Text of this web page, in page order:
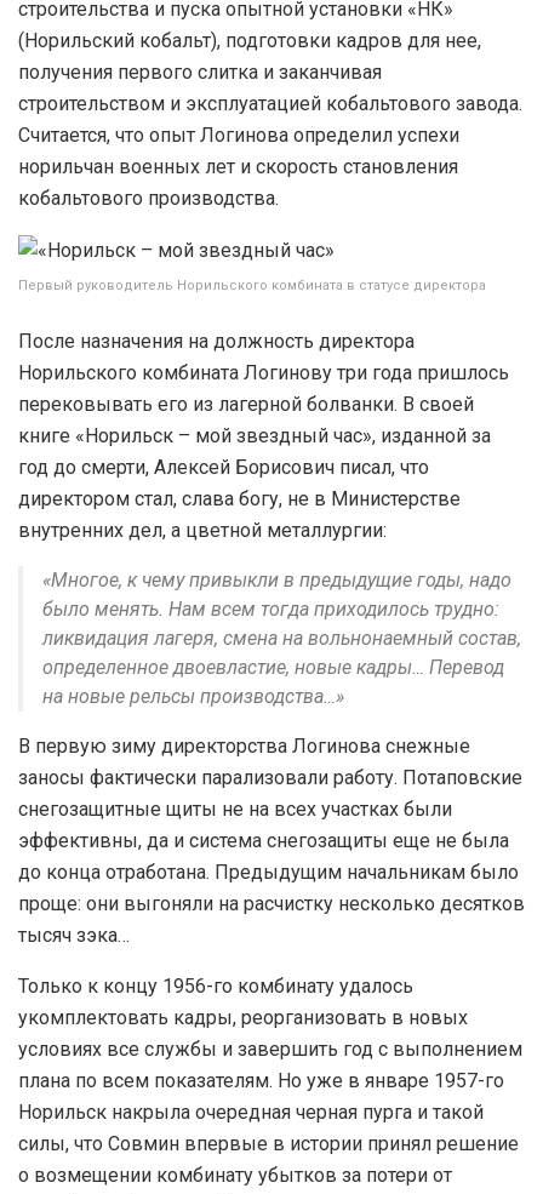
строительства и пуска опытной установки «НК»
(Норильский кобальт), подготовки кадров для нее,
получения первого слитка и заканчивая
строительством и эксплуатацией кобальтового завода.
Считается, что опыт Логинова определил успехи
норильчан военных лет и скорость становления
кобальтового производства.
Первый руководитель Норильского комбината в статусе директора
После назначения на должность директора
Норильского комбината Логинову три года пришлось
перековывать его из лагерной болванки. В своей
книге «Норильск – мой звездный час», изданной за
год до смерти, Алексей Борисович писал, что
директором стал, слава богу, не в Министерстве
внутренних дел, а цветной металлургии:
«Многое, к чему привыкли в предыдущие годы, надо
было менять. Нам всем тогда приходилось трудно:
ликвидация лагеря, смена на вольнонаемный состав,
определенное двоевластие, новые кадры… Перевод
на новые рельсы производства…»
В первую зиму директорства Логинова снежные
заносы фактически парализовали работу. Потаповские
снегозащитные щиты не на всех участках были
эффективны, да и система снегозащиты еще не была
до конца отработана. Предыдущим начальникам было
проще: они выгоняли на расчистку несколько десятков
тысяч зэка…
Только к концу 1956-го комбинату удалось
укомплектовать кадры, реорганизовать в новых
условиях все службы и завершить год с выполнением
плана по всем показателям. Но уже в январе 1957-го
Норильск накрыла очередная черная пурга и такой
силы, что Совмин впервые в истории принял решение
о возмещении комбинату убытков за потери от